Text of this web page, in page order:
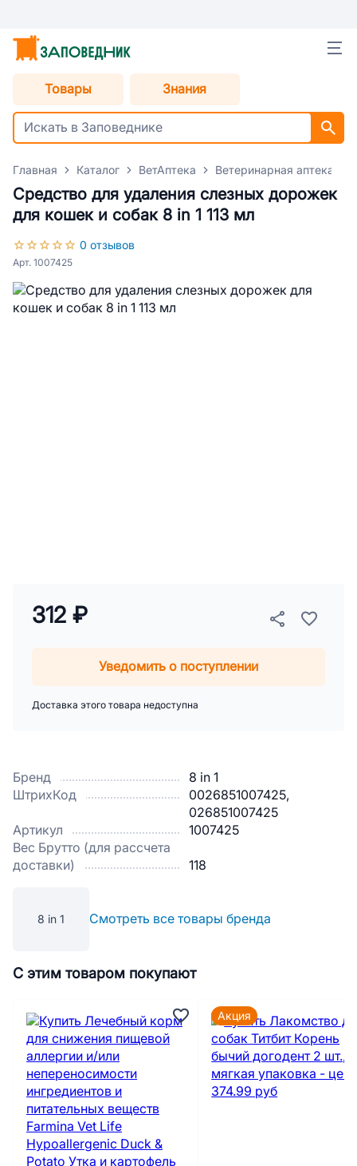
Товары Знания
Главная Каталог ВетАптека Ветеринарная аптека
Средство для удаления слезных дорожек
для кошек и собак 8 in 1 113 мл
0 отзывов
Арт. 1007425
Бренд
8 in 1
ШтрихКод
0026851007425,
026851007425
Артикул
1007425
Вес Брутто (для рассчета
доставки)
118
8 in 1 Смотреть все товары бренда
312 ₽
Уведомить о поступлении
Доставка этого товара недоступна
С этим товаром покупают
Акция